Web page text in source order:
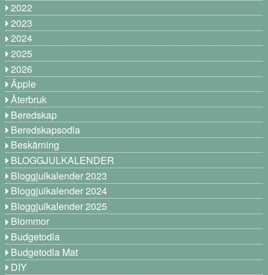
2022
2023
2024
2025
2026
Äpple
Återbruk
Beredskap
Beredskapsodla
Beskärning
BLOGGJULKALENDER
Bloggjulkalender 2023
Bloggjulkalender 2024
Bloggjulkalender 2025
Blommor
Budgetodla
Budgetodla Mat
DIY